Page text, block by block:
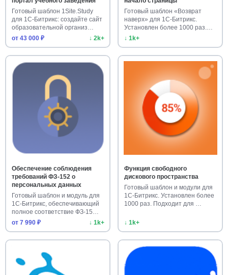
Готовый шаблон 1Site.Study
для 1С-Битрикс: создайте сайт
образовательной организ…
от 43 000 ₽
↓ 2k+
Готовый шаблон «Возврат
наверх» для 1С-Битрикс.
Установлен более 1000 раз.
Улучш…
↓ 1k+
Обеспечение соблюдения
требований ФЗ-152 о
персональных данных
Готовый шаблон и модуль для
1С-Битрикс, обеспечивающий
полное соответствие ФЗ-15…
от 7 990 ₽
↓ 1k+
Функция свободного
дискового пространства
Готовый шаблон и модули для
1С-Битрикс. Установлен более
1000 раз. Подходит для …
↓ 1k+